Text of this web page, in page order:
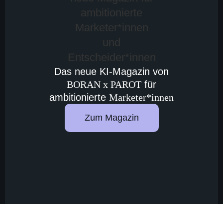
Das neue KI-Magazin von
BORAN x PAROT für
ambitionierte Marketer*innen
Zum Magazin